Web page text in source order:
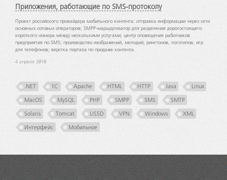
Приложения, работающие по SMS-протоколу
Проект российского провайдера мобильного контента: отправка информации через сети
основных сотовых операторов; SMPP-маршрутизатор для разделения дорогостоящего
короткого номера между несколькими услугами; центр оповещения работников
предприятия по SMS; производство изображений, мелодий, рингтонов, логотипов, игр
для телефонов; верстка портала по продаже контента.
4 апреля 2010
.NET 1C Apache HTML HTTP Java Linux
MacOS MySQL PHP SMPP SMS SMTP
Solaris Tomcat USSD VPN Windows XML
Интерфейс Мобильное